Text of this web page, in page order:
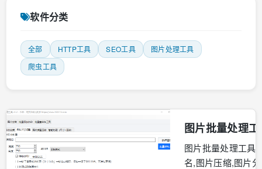
软件分类
全部 HTTP工具 SEO工具
图片处理工具
爬虫工具
图片批量处理
图片批量处理工具
名,图片压缩,图片